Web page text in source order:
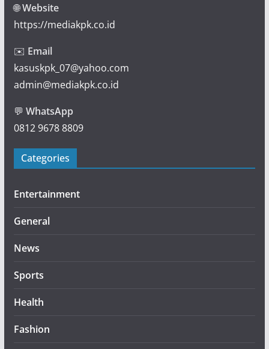
🌐Website
https://mediakpk.co.id
✉️ Email
kasuskpk_07@yahoo.com
admin@mediakpk.co.id
💬 WhatsApp
0812 9678 8809
Categories
Entertainment
General
News
Sports
Health
Fashion